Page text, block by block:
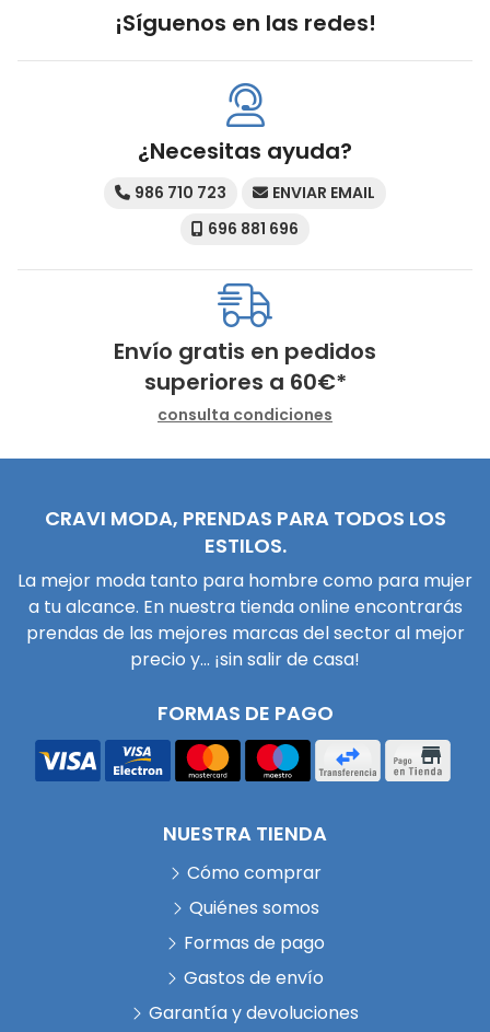
¡Síguenos en las redes!
¿Necesitas ayuda?
986 710 723
ENVIAR EMAIL
696 881 696
Envío gratis en pedidos
superiores a 60€*
consulta condiciones
CRAVI MODA, PRENDAS PARA TODOS LOS
ESTILOS.
La mejor moda tanto para hombre como para mujer
a tu alcance. En nuestra tienda online encontrarás
prendas de las mejores marcas del sector al mejor
precio y... ¡sin salir de casa!
FORMAS DE PAGO
NUESTRA TIENDA
Cómo comprar
Quiénes somos
Formas de pago
Gastos de envío
Garantía y devoluciones